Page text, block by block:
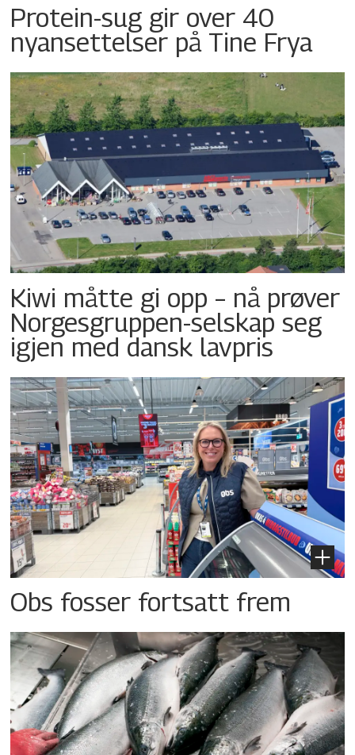
Protein-sug gir over 40
nyansettelser på Tine Frya
Kiwi måtte gi opp – nå prøver
Norgesgruppen-selskap seg
igjen med dansk lavpris
Obs fosser fortsatt frem